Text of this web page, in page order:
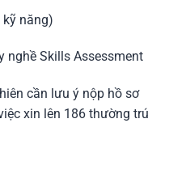
kỹ năng)
nghề Skills Assessment
cần lưu ý nộp hồ sơ
xin lên 186 thường trú